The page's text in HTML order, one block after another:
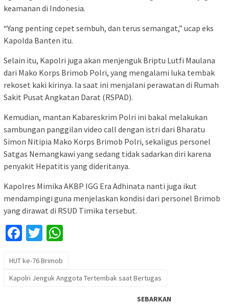
keamanan di Indonesia.
“Yang penting cepet sembuh, dan terus semangat,” ucap eks
Kapolda Banten itu.
Selain itu, Kapolri juga akan menjenguk Briptu Lutfi Maulana
dari Mako Korps Brimob Polri, yang mengalami luka tembak
rekoset kaki kirinya. Ia saat ini menjalani perawatan di Rumah
Sakit Pusat Angkatan Darat (RSPAD).
Kemudian, mantan Kabareskrim Polri ini bakal melakukan
sambungan panggilan video call dengan istri dari Bharatu
Simon Nitipia Mako Korps Brimob Polri, sekaligus personel
Satgas Nemangkawi yang sedang tidak sadarkan diri karena
penyakit Hepatitis yang dideritanya.
Kapolres Mimika AKBP IGG Era Adhinata nanti juga ikut
mendampingi guna menjelaskan kondisi dari personel Brimob
yang dirawat di RSUD Timika tersebut.
Facebook
Twitter
HUT ke-76 Brimob
Kapolri Jenguk Anggota Tertembak saat Bertugas
SEBARKAN